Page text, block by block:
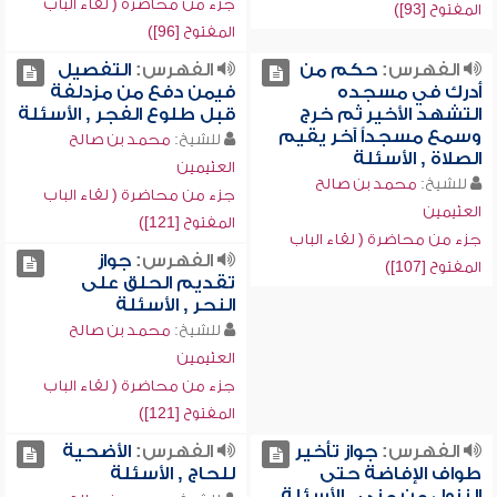
المفتوح [93])
جزء من محاضرة ( لقاء الباب
المفتوح [96])
الفهرس:حكم من
أدرك في مسجده
التشهد الأخير ثم خرج
وسمع مسجداً آخر يقيم
الصلاة , الأسئلة
للشيخ: محمد بن صالح
العثيمين
جزء من محاضرة ( لقاء الباب
المفتوح [107])
الفهرس:التفصيل
فيمن دفع من مزدلفة
قبل طلوع الفجر , الأسئلة
للشيخ: محمد بن صالح
العثيمين
جزء من محاضرة ( لقاء الباب
المفتوح [121])
الفهرس:جواز
تقديم الحلق على
النحر , الأسئلة
للشيخ: محمد بن صالح
العثيمين
جزء من محاضرة ( لقاء الباب
المفتوح [121])
الفهرس:جواز تأخير
طواف الإفاضة حتى
الفهرس:الأضحية
للحاج , الأسئلة